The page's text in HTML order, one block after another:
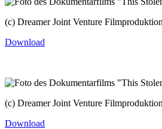
(c) Dreamer Joint Venture Filmproduktion
Download
(c) Dreamer Joint Venture Filmproduktion
Download